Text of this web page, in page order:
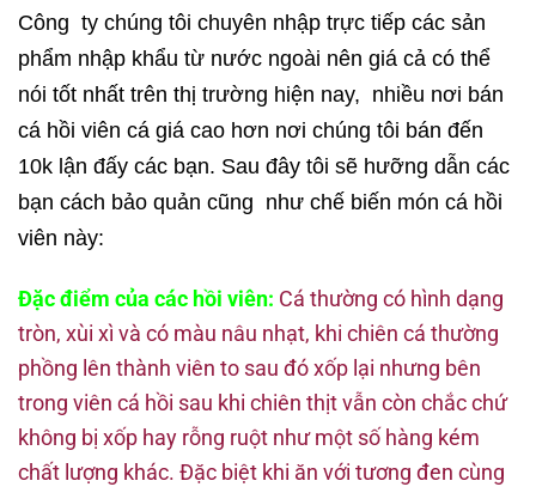
Công ty chúng tôi chuyên nhập trực tiếp các sản
phẩm nhập khẩu từ nước ngoài nên giá cả có thể
nói tốt nhất trên thị trường hiện nay, nhiều nơi bán
cá hồi viên cá giá cao hơn nơi chúng tôi bán đến
10k lận đấy các bạn. Sau đây tôi sẽ hưỡng dẫn các
bạn cách bảo quản cũng như chế biến món cá hồi
viên này:
Đặc điểm của các hồi viên: Cá thường có hình dạng
tròn, xùi xì và có màu nâu nhạt, khi chiên cá thường
phồng lên thành viên to sau đó xốp lại nhưng bên
trong viên cá hồi sau khi chiên thịt vẫn còn chắc chứ
không bị xốp hay rỗng ruột như một số hàng kém
chất lượng khác. Đặc biệt khi ăn với tương đen cùng